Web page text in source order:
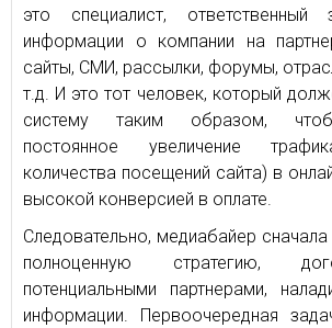
это специалист, ответственный
информации о компании на
сайты, СМИ, рассылки, форумы,
т.д. И это тот человек, который
систему таким образом,
постоянное увеличение
количества посещений сайта) в
высокой конверсией в оплате.
Следовательно, медиабайер
полноценную стратегию,
потенциальными партнерами,
информации. Первоочередная